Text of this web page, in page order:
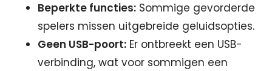
Beperkte functies: Sommige gevorderde
spelers missen uitgebreide geluidsopties.
Geen USB-poort: Er ontbreekt een USB-
verbinding, wat voor sommigen een